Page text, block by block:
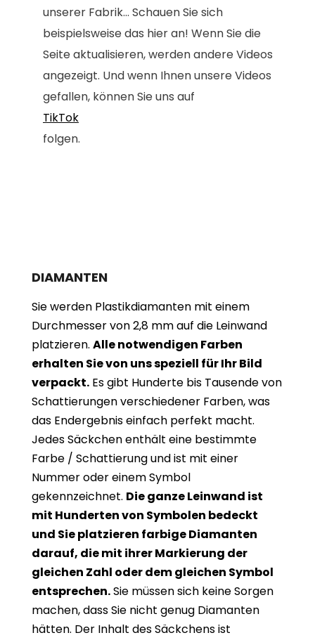
unserer Fabrik... Schauen Sie sich
beispielsweise das hier an! Wenn Sie die
Seite aktualisieren, werden andere Videos
angezeigt. Und wenn Ihnen unsere Videos
gefallen, können Sie uns auf
TikTok
folgen.
DIAMANTEN
Sie werden Plastikdiamanten mit einem
Durchmesser von 2,8 mm auf die Leinwand
platzieren. Alle notwendigen Farben
erhalten Sie von uns speziell für Ihr Bild
verpackt. Es gibt Hunderte bis Tausende von
Schattierungen verschiedener Farben, was
das Endergebnis einfach perfekt macht.
Jedes Säckchen enthält eine bestimmte
Farbe / Schattierung und ist mit einer
Nummer oder einem Symbol
gekennzeichnet. Die ganze Leinwand ist
mit Hunderten von Symbolen bedeckt
und Sie platzieren farbige Diamanten
darauf, die mit ihrer Markierung der
gleichen Zahl oder dem gleichen Symbol
entsprechen.Sie müssen sich keine Sorgen
machen, dass Sie nicht genug Diamanten
hätten. Der Inhalt des Säckchens ist